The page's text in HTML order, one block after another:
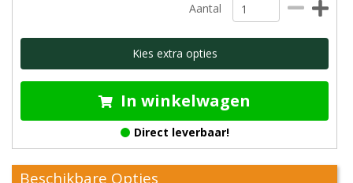
Aantal
Kies extra opties
In winkelwagen
Direct leverbaar!
Beschikbare Opties